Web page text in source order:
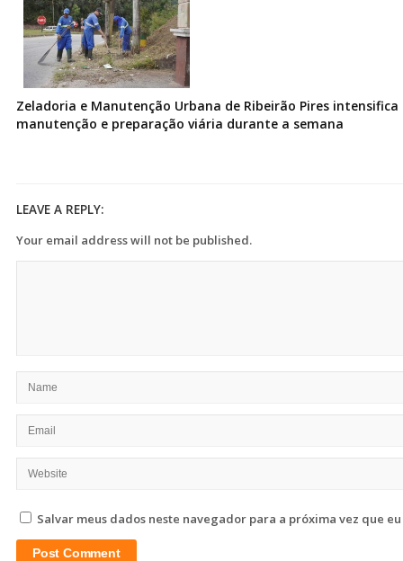
Zeladoria e Manutenção Urbana de Ribeirão Pires intensifica
manutenção e preparação viária durante a semana
LEAVE A REPLY:
Your email address will not be published.
Salvar meus dados neste navegador para a próxima vez que